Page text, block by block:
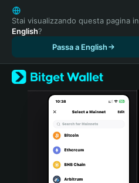
English
日本語
Tiếng Việt
Español (Latinoamérica)
Türkçe
Italiano
Português (Portugal)
Bahasa Indonesia
Stai visualizzando questa pagina in
English?
Passa a English